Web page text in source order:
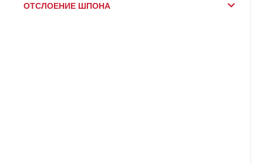
ОТСЛОЕНИЕ ШПОНА